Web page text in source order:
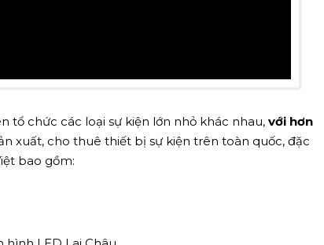
tổ chức các loại sự kiện lớn nhỏ khác nhau, với hơn
xuất, cho thuê thiết bị sự kiện trên toàn quốc, đặc
bao gồm: